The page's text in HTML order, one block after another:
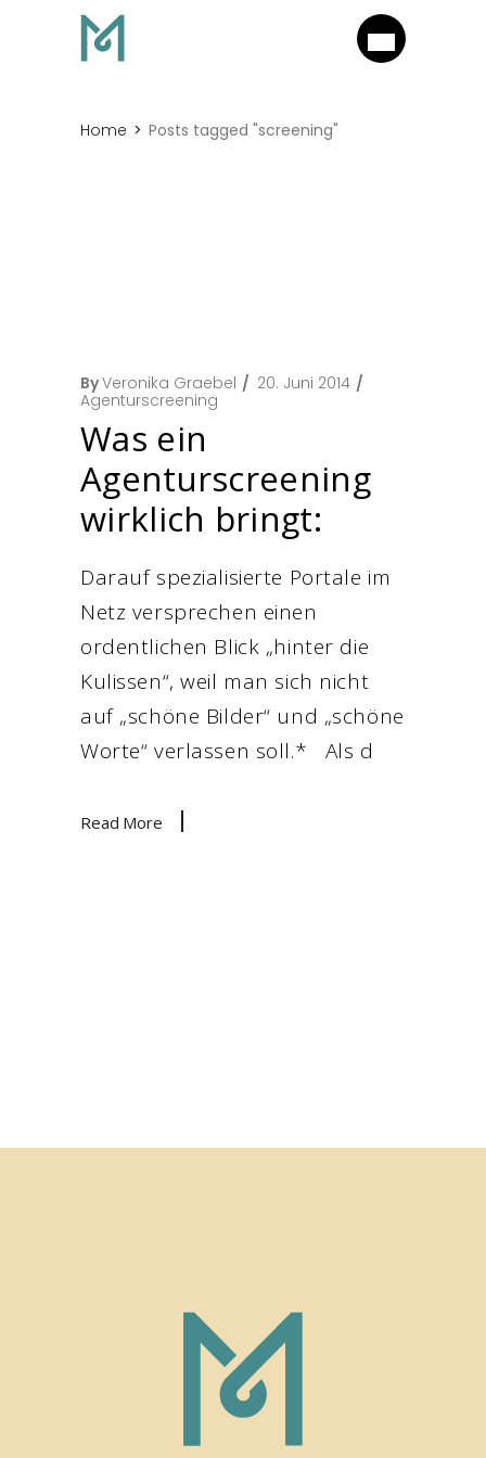
Home Posts tagged "screening"
ByVeronika Graebel
20. Juni 2014
Agenturscreening
Was ein
Agenturscreening
wirklich bringt:
Darauf spezialisierte Portale im
Netz versprechen einen
ordentlichen Blick „hinter die
Kulissen“, weil man sich nicht
auf „schöne Bilder“ und „schöne
Worte“ verlassen soll.* Als d
Read More